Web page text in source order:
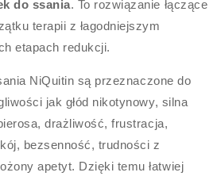
do ssania. To rozwiązanie łączące
terapii z łagodniejszym
etapach redukcji.
NiQuitin są przeznaczone do
jak głód nikotynowy, silna
drażliwość, frustracja,
bezsenność, trudności z
apetyt. Dzięki temu łatwiej